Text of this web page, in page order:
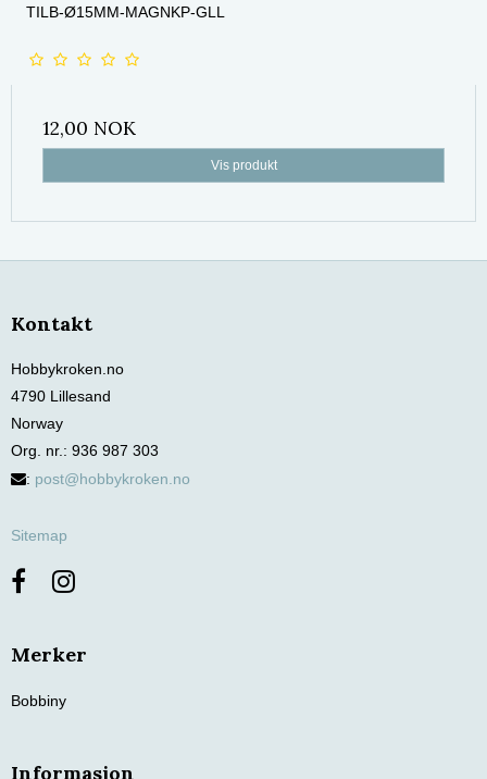
TILB-Ø15MM-MAGNKP-GLL
12,00 NOK
Vis produkt
Kontakt
Hobbykroken.no
4790 Lillesand
Norway
Org. nr.: 936 987 303
: post@hobbykroken.no
Sitemap
Merker
Bobbiny
Informasjon